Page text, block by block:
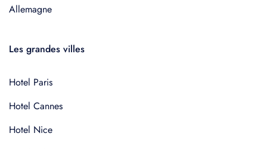
Allemagne
Les grandes villes
Hotel Paris
Hotel Cannes
Hotel Nice